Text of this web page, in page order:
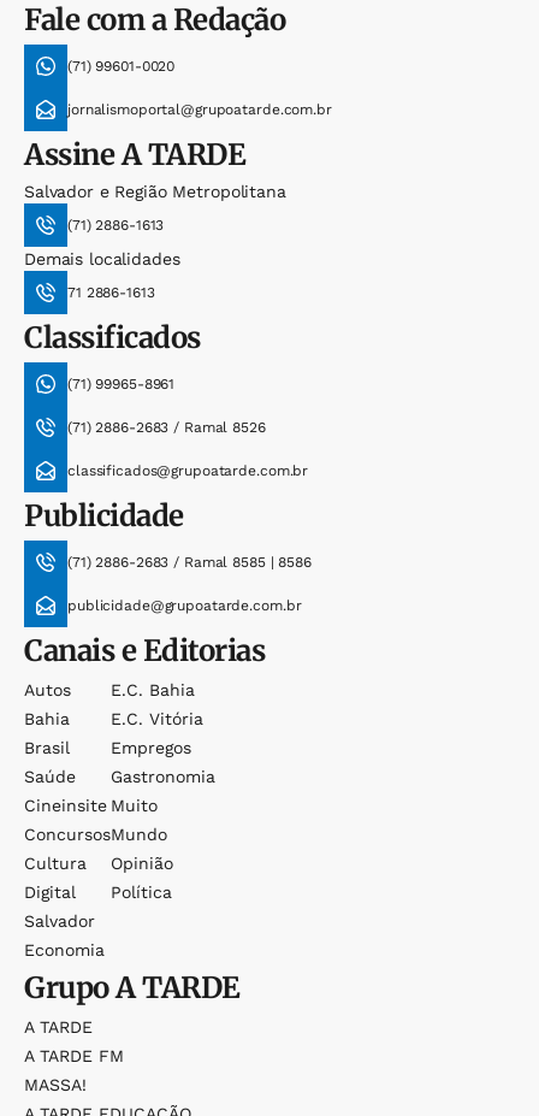
Fale com a Redação
(71) 99601-0020
jornalismoportal@grupoatarde.com.br
AssineA TARDE
Salvador e Região Metropolitana
(71) 2886-1613
Demais localidades
71 2886-1613
Classificados
(71) 99965-8961
(71) 2886-2683 / Ramal 8526
classificados@grupoatarde.com.br
Publicidade
(71) 2886-2683 / Ramal 8585 | 8586
publicidade@grupoatarde.com.br
Canais e Editorias
Autos
Bahia
Brasil
Saúde
Cineinsite
Concursos
Cultura
Digital
Salvador
Economia
E.c. Bahia
E.c. Vitória
Empregos
Gastronomia
Muito
Mundo
Opinião
Política
GrupoA TARDE
A TARDE
A TARDE FM
MASSA!